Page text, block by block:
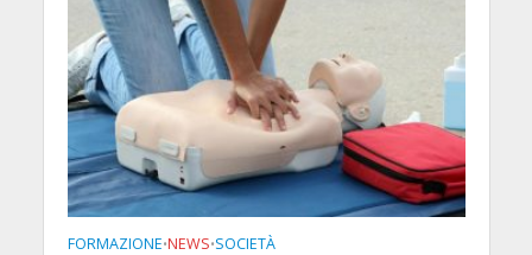
FORMAZIONE•NEWS•SOCIETÀ